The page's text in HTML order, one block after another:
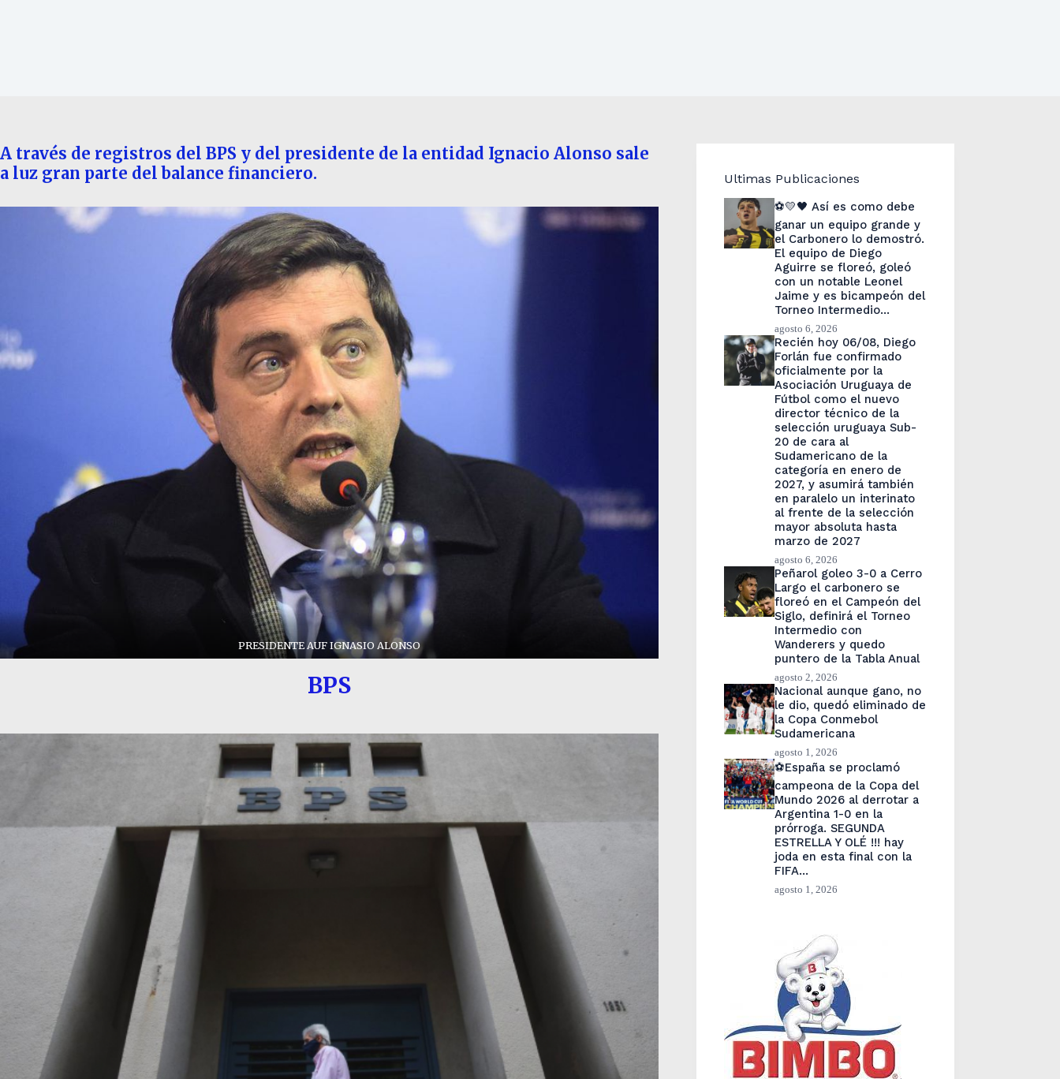
A través de registros del BPS y del presidente de la entidad Ignacio Alonso sale
a luz gran parte del balance financiero.
PRESIDENTE AUF IGNASIO ALONSO
BPS
Ultimas Publicaciones
⚽💛🖤 Así es como debe
ganar un equipo grande y
el Carbonero lo demostró.
El equipo de Diego
Aguirre se floreó, goleó
con un notable Leonel
Jaime y es bicampeón del
Torneo Intermedio…
agosto 6, 2026
Recién hoy 06/08, Diego
Forlán fue confirmado
oficialmente por la
Asociación Uruguaya de
Fútbol como el nuevo
director técnico de la
selección uruguaya Sub-
20 de cara al
Sudamericano de la
categoría en enero de
2027, y asumirá también
en paralelo un interinato
al frente de la selección
mayor absoluta hasta
marzo de 2027
agosto 6, 2026
Peñarol goleo 3-0 a Cerro
Largo el carbonero se
floreó en el Campeón del
Siglo, definirá el Torneo
Intermedio con
Wanderers y quedo
puntero de la Tabla Anual
agosto 2, 2026
Nacional aunque gano, no
le dio, quedó eliminado de
la Copa Conmebol
Sudamericana
agosto 1, 2026
⚽España se proclamó
campeona de la Copa del
Mundo 2026 al derrotar a
Argentina 1-0 en la
prórroga. SEGUNDA
ESTRELLA Y OLÉ !!! hay
joda en esta final con la
FIFA…
agosto 1, 2026